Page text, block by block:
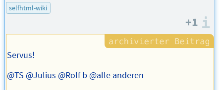
selfhtml-wiki
+1
Servus!
@TS @Julius @Rolf b @alle anderen